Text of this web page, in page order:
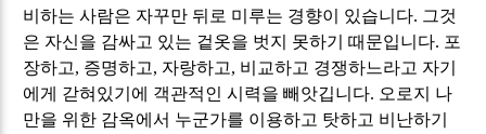
비하는 사람은 자꾸만 뒤로 미루는 경향이 있습니다. 그것
은 자신을 감싸고 있는 겉옷을 벗지 못하기 때문입니다. 포
장하고, 증명하고, 자랑하고, 비교하고 경쟁하느라고 자기
에게 갇혀있기에 객관적인 시력을 빼앗깁니다. 오로지 나
만을 위한 감옥에서 누군가를 이용하고 탓하고 비난하기